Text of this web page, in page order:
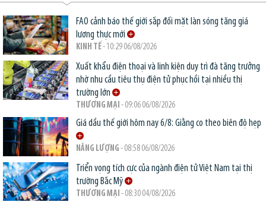
FAO cảnh báo thế giới sắp đối mặt làn sóng tăng giá
lương thực mới
KINH TẾ- 10:29 06/08/2026
Xuất khẩu điện thoại và linh kiện duy trì đà tăng trưởng
nhờ nhu cầu tiêu thụ điện tử phục hồi tại nhiều thị
trường lớn
THƯƠNG MẠI - 09:06 06/08/2026
Giá dầu thế giới hôm nay 6/8: Giằng co theo biên độ hẹp
NĂNG LƯỢNG - 08:58 06/08/2026
Triển vọng tích cực của ngành điện tử Việt Nam tại thị
trường Bắc Mỹ
THƯƠNG MẠI - 08:30 04/08/2026